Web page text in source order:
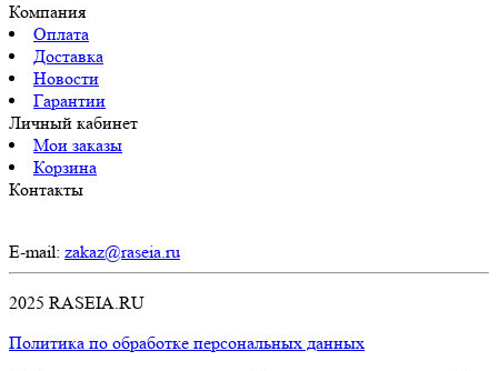
Компания
Оплата
Доставка
Новости
Гарантии
Личный кабинет
Мои заказы
Корзина
Контакты
E-mail: zakaz@raseia.ru
2025 RASEIA.RU
Политика по обработке персональных данных